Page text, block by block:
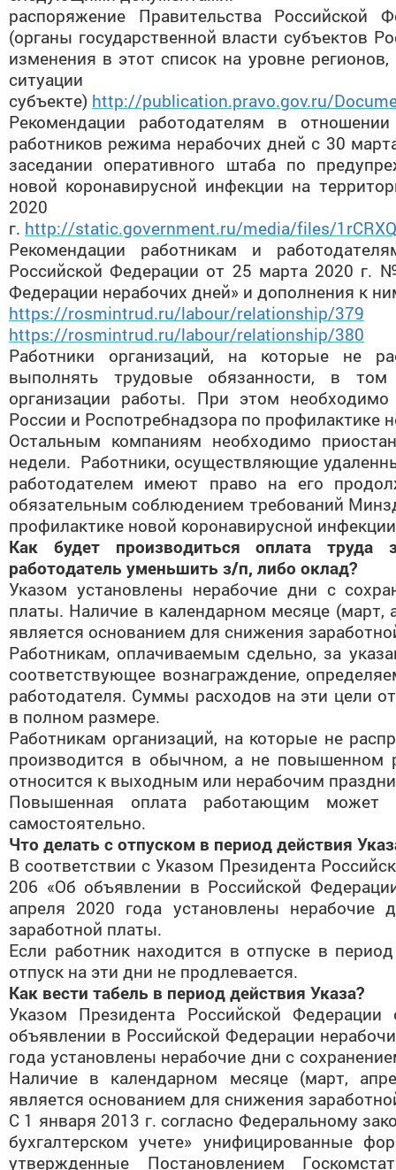
распоряжение Правительства
(органы государственной власти субъектов
изменения в этот список на уровне
субъекте) http://publication.pravo.gov.ru/
Рекомендации работодателям в
работников режима нерабочих дней с 30
заседании оперативного штаба по
новой коронавирусной инфекции на
2020
г. http://static.government.ru/media/files/
Рекомендации работникам и
Российской Федерации от 25 марта 2020 г.
Федерации нерабочих дней» и дополнения к
https://rosmintrud.ru/labour/relationship/379
https://rosmintrud.ru/labour/relationship/380
Работники организаций, на которые не
выполнять трудовые обязанности, в
организации работы. При этом
России и Роспотребнадзора по профилактике
Остальным компаниям необходимо
недели. Работники, осуществляющие
работодателем имеют право на его
обязательным соблюдением требований
профилактике новой коронавирусной
Как будет производиться оплата
работодатель уменьшить з/п, либо оклад?
Указом установлены нерабочие дни с
платы. Наличие в календарном месяце (март,
является основанием для снижения
Работникам, оплачиваемым сдельно, за
соответствующее вознаграждение,
работодателя. Суммы расходов на эти цели
в полном размере.
Работникам организаций, на которые не
производится в обычном, а не повышенном
относится к выходным или нерабочим
Повышенная оплата работающим может
самостоятельно.
Что делать с отпуском в период действия
В соответствии с Указом Президента
206 «Об объявлении в Российской
апреля 2020 года установлены нерабочие
заработной платы.
Если работник находится в отпуске в
отпуск на эти дни не продлевается.
Как вести табель в период действия Указа?
Указом Президента Российской
объявлении в Российской Федерации
года установлены нерабочие дни с
Наличие в календарном месяце (март,
является основанием для снижения
С 1 января 2013 г. согласно Федеральному
бухгалтерском учете» унифицированные
утвержденные Постановлением